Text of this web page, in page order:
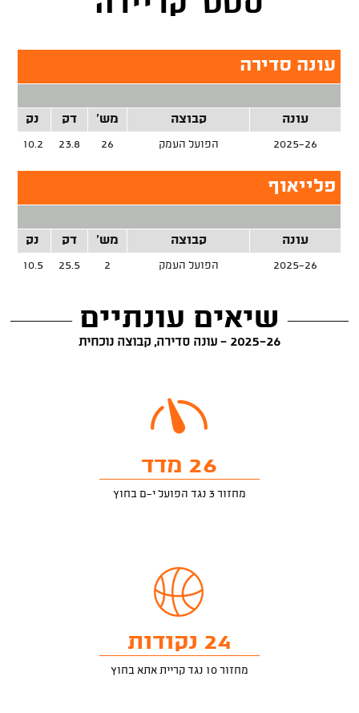
עונה סדירה
עונה קבוצה מש' דק נק
2025-26 הפועל העמק 26
23.8
10.2
פלייאוף
עונה קבוצה מש' דק נק
2025-26 הפועל העמק 2
25.5
10.5
שיאים עונתיים
2025-26 - עונה סדירה, קבוצה נוכחית
26 מדד
מחזור 3 נגד הפועל י-ם בחוץ
24 נקודות
מחזור 10 נגד קריית אתא בחוץ